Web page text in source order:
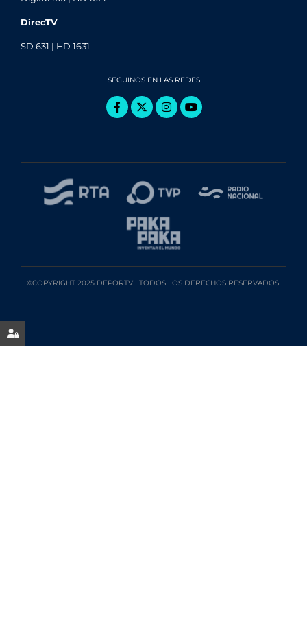
DirecTV
SD 631 | HD 1631
SEGUINOS EN LAS REDES
©COPYRIGHT 2025 DEPORTV | TODOS LOS DERECHOS RESERVADOS.